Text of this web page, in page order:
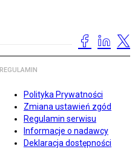
REGULAMIN
Polityka Prywatności
Zmiana ustawień zgód
Regulamin serwisu
Informacje o nadawcy
Deklaracja dostępności